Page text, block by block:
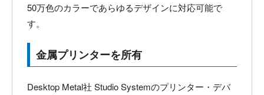
50万色のカラーであらゆるデザインに対応可能で
す。
金属プリンターを所有
Desktop Metal社 Studio Systemのプリンター・デバ